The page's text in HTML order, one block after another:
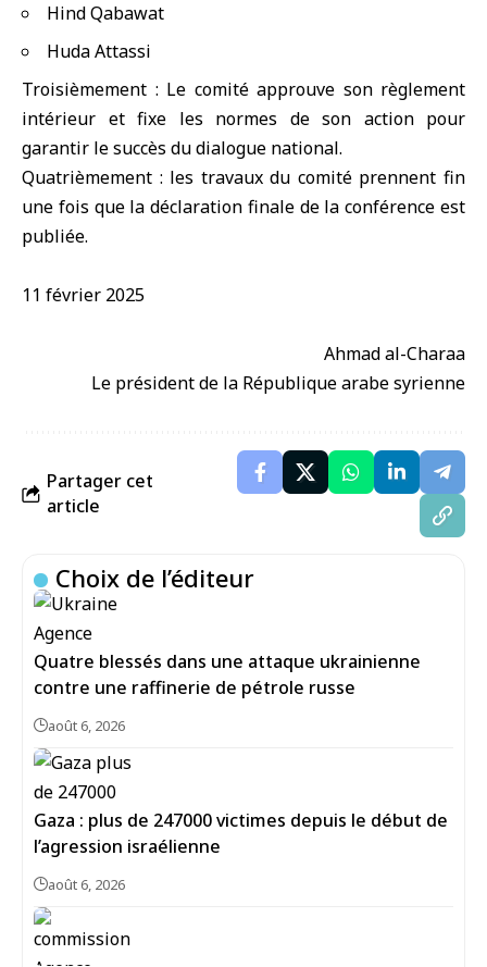
Hind Qabawat
Huda Attassi
Troisièmement : Le comité approuve son règlement
intérieur et fixe les normes de son action pour
garantir le succès du dialogue national.
Quatrièmement : les travaux du comité prennent fin
une fois que la déclaration finale de la conférence est
publiée.
11 février 2025
Ahmad al-Charaa
Le président de la République arabe syrienne
Partager cet
article
Choix de l’éditeur
Quatre blessés dans une attaque ukrainienne
contre une raffinerie de pétrole russe
août 6, 2026
Gaza : plus de 247000 victimes depuis le début de
l’agression israélienne
août 6, 2026